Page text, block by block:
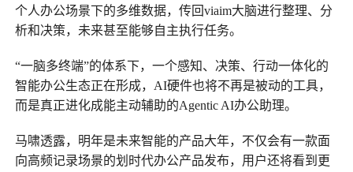
个人办公场景下的多维数据，传回viaim大脑进行整理、分
析和决策，未来甚至能够自主执行任务。
“一脑多终端”的体系下，一个感知、决策、行动一体化的
智能办公生态正在形成，AI硬件也将不再是被动的工具，
而是真正进化成能主动辅助的Agentic AI办公助理。
马啸透露，明年是未来智能的产品大年，不仅会有一款面
向高频记录场景的划时代办公产品发布，用户还将看到更